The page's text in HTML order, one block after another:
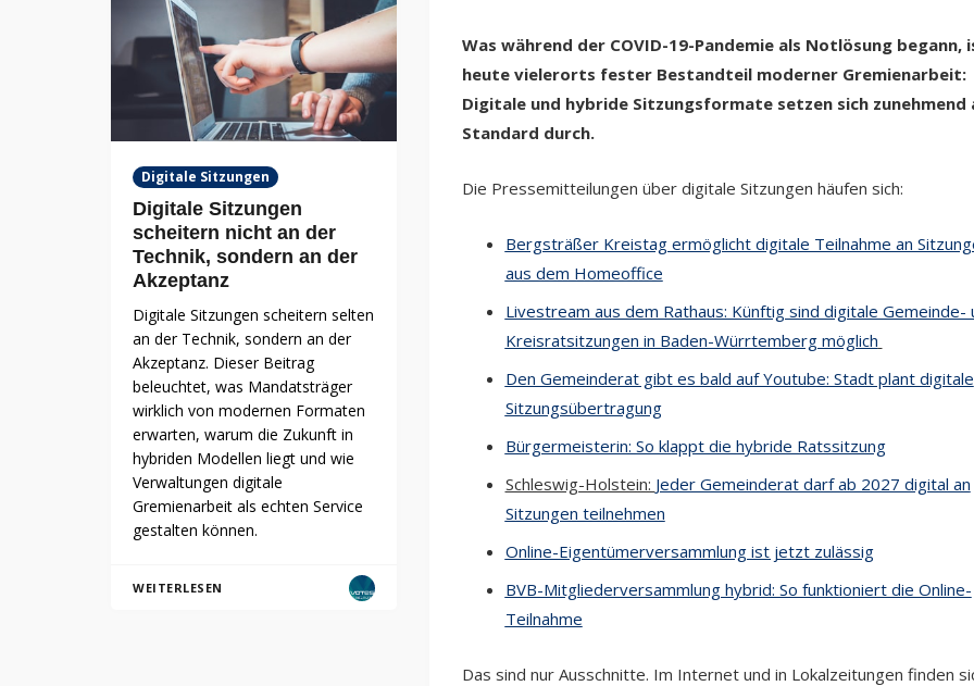
Was während der COVID-19-Pandemie als Notlösung begann,
heute vielerorts fester Bestandteil moderner Gremienarbeit:
Digitale und hybride Sitzungsformate setzen sich zunehmend
Standard durch.
Die Pressemitteilungen über digitale Sitzungen häufen sich:
Bergsträßer Kreistag ermöglicht digitale Teilnahme an
aus dem Homeoffice
Livestream aus dem Rathaus: Künftig sind digitale Gemeinde-
Kreisratsitzungen in Baden-Würrtemberg möglich
Den Gemeinderat gibt es bald auf Youtube: Stadt plant digitale
Sitzungsübertragung
Bürgermeisterin: So klappt die hybride Ratssitzung
Schleswig-Holstein: Jeder Gemeinderat darf ab 2027 digital an
Sitzungen teilnehmen
Online-Eigentümerversammlung ist jetzt zulässig
BVB-Mitgliederversammlung hybrid: So funktioniert die Online-
Teilnahme
Das sind nur Ausschnitte. Im Internet und in Lokalzeitungen finden
Digitale Sitzungen
Digitale Sitzungen
scheitern nicht an der
Technik, sondern an der
Akzeptanz
Digitale Sitzungen scheitern selten
an der Technik, sondern an der
Akzeptanz. Dieser Beitrag
beleuchtet, was Mandatsträger
wirklich von modernen Formaten
erwarten, warum die Zukunft in
hybriden Modellen liegt und wie
Verwaltungen digitale
Gremienarbeit als echten Service
gestalten können.
WEITERLESEN